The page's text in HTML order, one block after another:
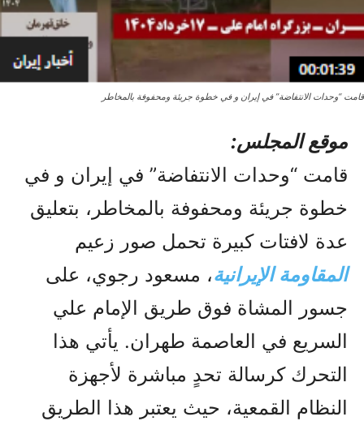
قامت “وحدات الانتفاضة” في إيران و في خطوة جريئة ومحفوفة بالمخاطر
موقع المجلس:
قامت “وحدات الانتفاضة” في إيران و في
خطوة جريئة ومحفوفة بالمخاطر، بتعليق
عدة لافتات كبيرة تحمل صور زعيم
المقاومة الإيرانية، مسعود رجوي، على
جسور المشاة فوق طريق الإمام علي
السريع في العاصمة طهران. يأتي هذا
التحرك كرسالة تحدٍ مباشرة لأجهزة
النظام القمعية، حيث يعتبر هذا الطريق